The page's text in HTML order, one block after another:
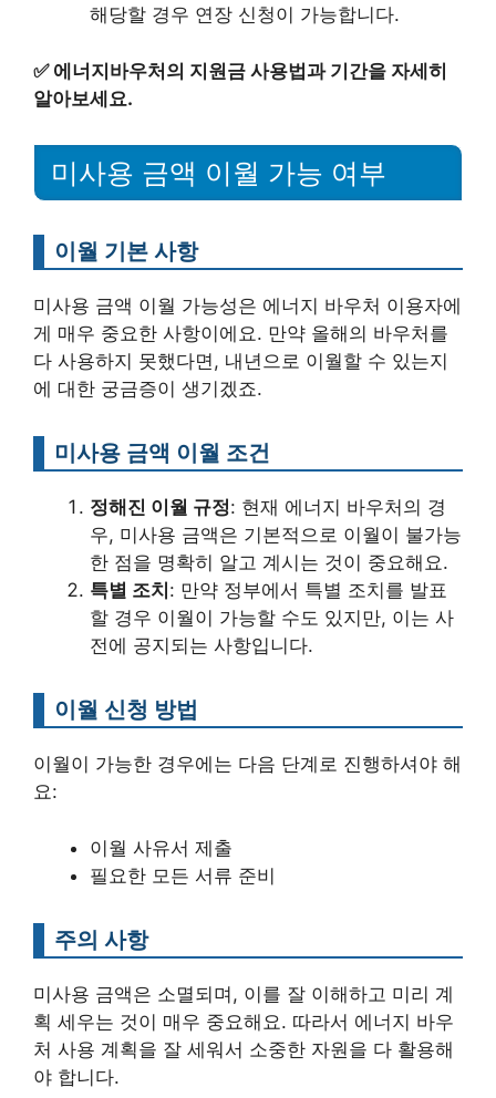
해당할 경우 연장 신청이 가능합니다.
✅ 에너지바우처의 지원금 사용법과 기간을 자세히
알아보세요.
미사용 금액 이월 가능 여부
이월 기본 사항
미사용 금액 이월 가능성은 에너지 바우처 이용자에
게 매우 중요한 사항이에요. 만약 올해의 바우처를
다 사용하지 못했다면, 내년으로 이월할 수 있는지
에 대한 궁금증이 생기겠죠.
미사용 금액 이월 조건
정해진 이월 규정: 현재 에너지 바우처의 경
우, 미사용 금액은 기본적으로 이월이 불가능
한 점을 명확히 알고 계시는 것이 중요해요.
특별 조치 : 만약 정부에서 특별 조치를 발표
할 경우 이월이 가능할 수도 있지만, 이는 사
전에 공지되는 사항입니다.
이월 신청 방법
이월이 가능한 경우에는 다음 단계로 진행하셔야 해
요:
이월 사유서 제출
필요한 모든 서류 준비
주의 사항
미사용 금액은 소멸되며, 이를 잘 이해하고 미리 계
획 세우는 것이 매우 중요해요. 따라서 에너지 바우
처 사용 계획을 잘 세워서 소중한 자원을 다 활용해
야 합니다.